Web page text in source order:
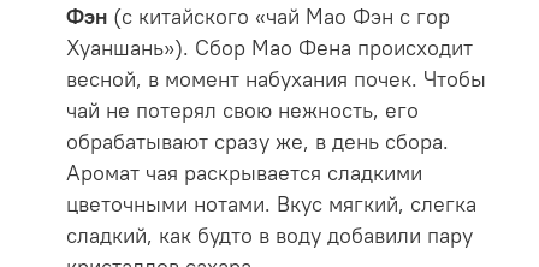
Фэн (с китайского «чай Мао Фэн с гор
Хуаншань»). Сбор Мао Фена происходит
весной, в момент набухания почек. Чтобы
чай не потерял свою нежность, его
обрабатывают сразу же, в день сбора.
Аромат чая раскрывается сладкими
цветочными нотами. Вкус мягкий, слегка
сладкий, как будто в воду добавили пару